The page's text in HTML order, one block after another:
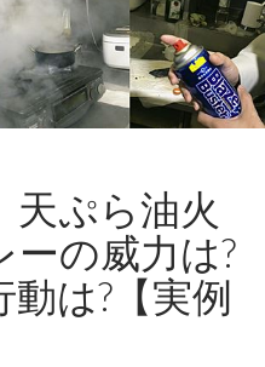
天ぷら油火
ーの威力は?
動は?【実例